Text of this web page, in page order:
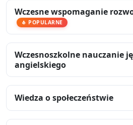
Wczesne wspomaganie
POPULARNE
Wczesnoszkolne nauczanie
angielskiego
Wiedza o społeczeństwie